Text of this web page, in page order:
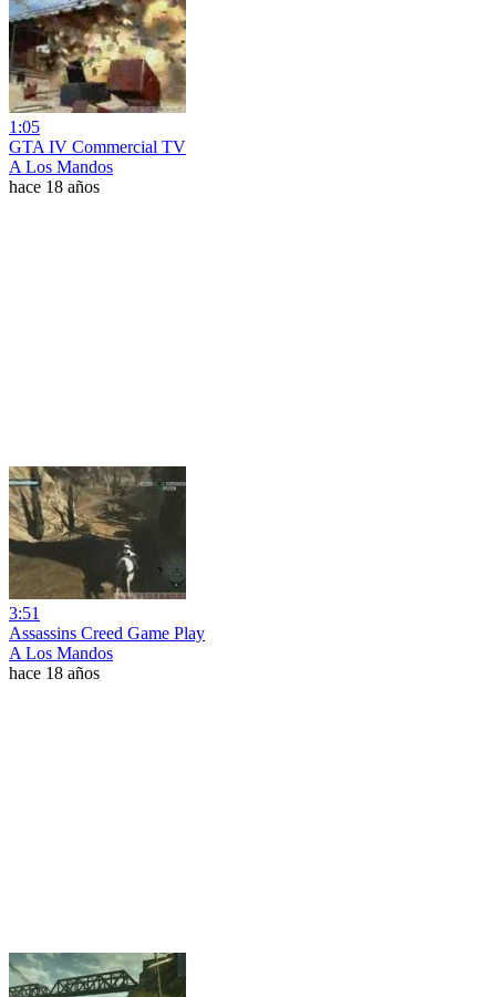
1:05
GTA IV Commercial TV
A Los Mandos
hace 18 años
3:51
Assassins Creed Game Play
A Los Mandos
hace 18 años